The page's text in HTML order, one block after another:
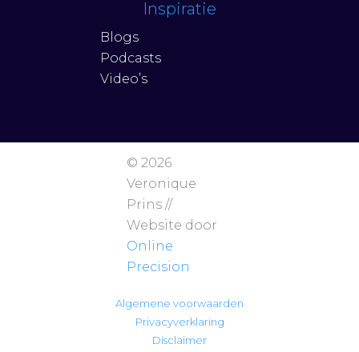
Inspiratie
Blogs
Podcasts
Video’s
© 2026
Veronique
Prins //
Website door
Online
Precision
Algemene voorwaarden
Privacyverklaring
Disclaimer